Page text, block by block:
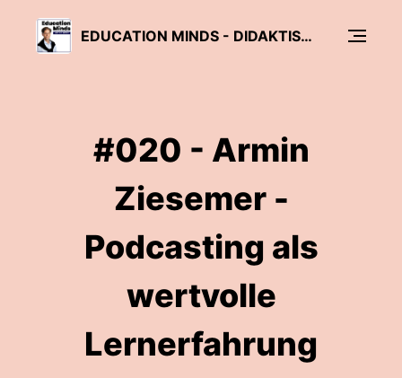
EDUCATION MINDS - DIDAKTISCHE REDUKTION UND ERWACHSENENBILDUNG
#020 - Armin
Ziesemer -
Podcasting als
wertvolle
Lernerfahrung